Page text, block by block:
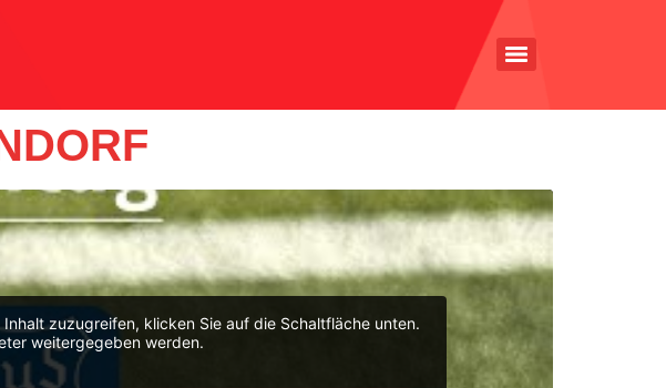
zuzugreifen, klicken Sie auf die Schaltfläche unten.
weitergegeben werden.